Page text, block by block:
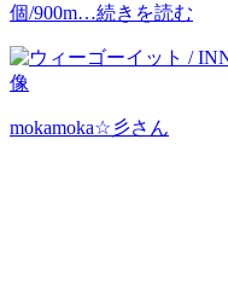
個/900m…続きを読む
mokamoka☆彡さん